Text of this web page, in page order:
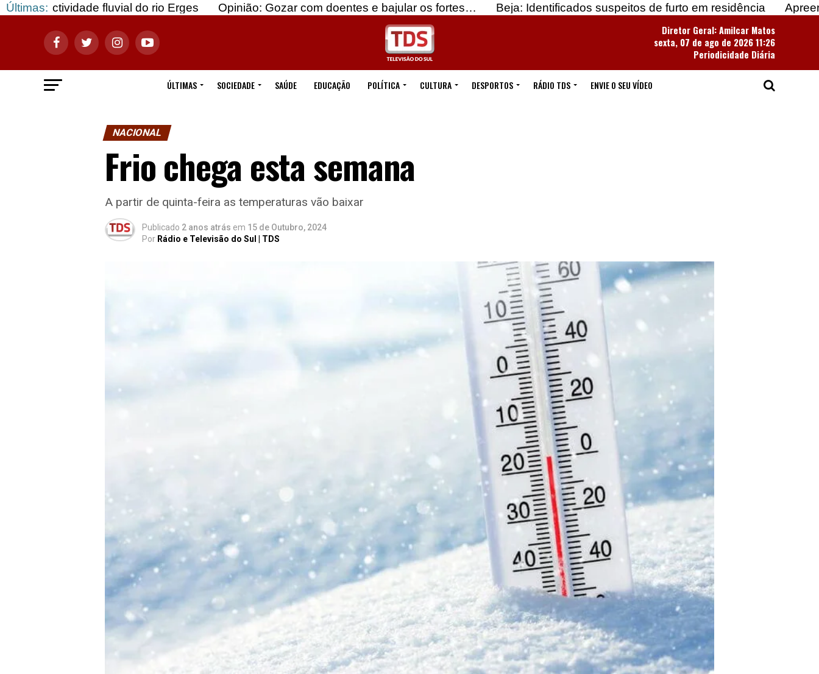
Últimas:fluvial do rio Erges Opinião: Gozar com doentes e bajular os fortes… Beja: Identificados suspeitos de furto em residência
Apreendidas mais
Diretor Geral: Amilcar Matos
sexta, 07 de ago de 2026 11:26
Periodicidade Diária
ÚLTIMAS SOCIEDADE SAÚDE EDUCAÇÃO POLÍTICA CULTURA DESPORTOS RÁDIO TDS ENVIE O SEU VÍDEO
NACIONAL
Frio chega esta semana
A partir de quinta-feira as temperaturas vão baixar
Publicado 2 anos atrás em 15 de Outubro, 2024
Por Rádio e Televisão do Sul | TDS